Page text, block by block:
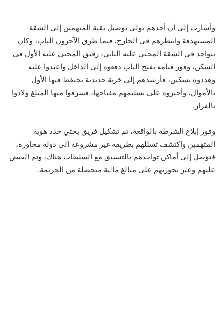
وأشارت إلى أن أحدهم تولى توصيل بقية المتهمين إلى الشقة
المستهدفة وانتظرهم في الخارج، فيما طرق الآخرون الباب، وكان
يتواجد في الشقة المجني عليه الثاني، رفيق المجني عليه الأول في
السكن، وفور قيامه بفتح الباب دفعوه إلى الداخل واعتدوا عليه
وهددوه بسكين، فأرشدهم إلى خزنة حديدية يحتفظ فيها الأول
بالأموال، وأجبروه على تسليمهم مفتاحها، فسرقوا منها المبلغ ولاذوا
بالفرار.
وفور إبلاغ الشرطة بالواقعة، تم تشكيل فريق بحثي حدد هوية
المتهمين واكتشف تسللهم بطريقة غير مشروعة إلى دولة مجاورة،
فتوصل إلى أماكن تواجدهم بالتنسيق مع السلطات هناك، وتم القبض
عليهم وعثر بحوزتهم على مبالغ مالية متحصلة من الجريمة.